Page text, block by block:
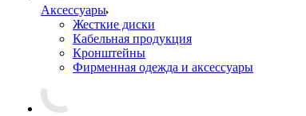
Аксессуары
Жесткие диски
Кабельная продукция
Кронштейны
Фирменная одежда и аксессуары